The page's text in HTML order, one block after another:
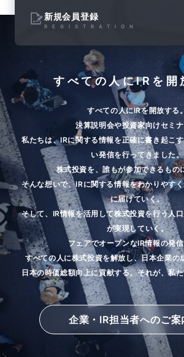
新規会員登録
REGISTRATION
すべての人にIRを開
企業・IR担当者へのご案
すべての人にIRを開放する。
決算説明会や投資家向けセミナ
私たちは、IRに関する情報を正確に書き起こ
い発信を行ってきました。
株式投資を、誰もが参加できるもの
そんな想いで、IRに関する情報をわかりやす
に届けていく。
そして、IR情報を活用して株式投資を行う人
が実現していく。
フェアでオープンなIR情報の発
すべての人に株式投資を解放し、日本企業の
日本の時価総額向上に貢献する。それが、私た